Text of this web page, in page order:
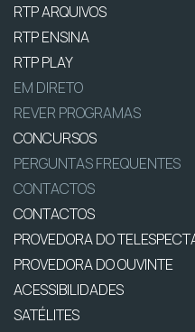
RTP ARQUIVOS
RTP ENSINA
RTP PLAY
EM DIRETO
REVER PROGRAMAS
CONCURSOS
PERGUNTAS FREQUENTES
CONTACTOS
CONTACTOS
PROVEDORA DO
PROVEDORA DO OUVINTE
ACESSIBILIDADES
SATÉLITES